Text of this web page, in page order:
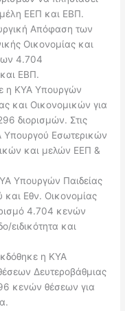
μέλη ΕΕΠ και ΕΒΠ.
Απόφαση των
Οικονομίας και
4.704
ΕΒΠ.
η ΚΥΑ Υπουργών
και Οικονομικών για
διορισμών. Στις
Εσωτερικών
και μελών ΕΕΠ &
Υπουργών Παιδείας
Εθν. Οικονομίας
4.704 κενών
ειδικότητα και
η ΚΥΑ
Δευτεροβάθμιας
κενών θέσεων για